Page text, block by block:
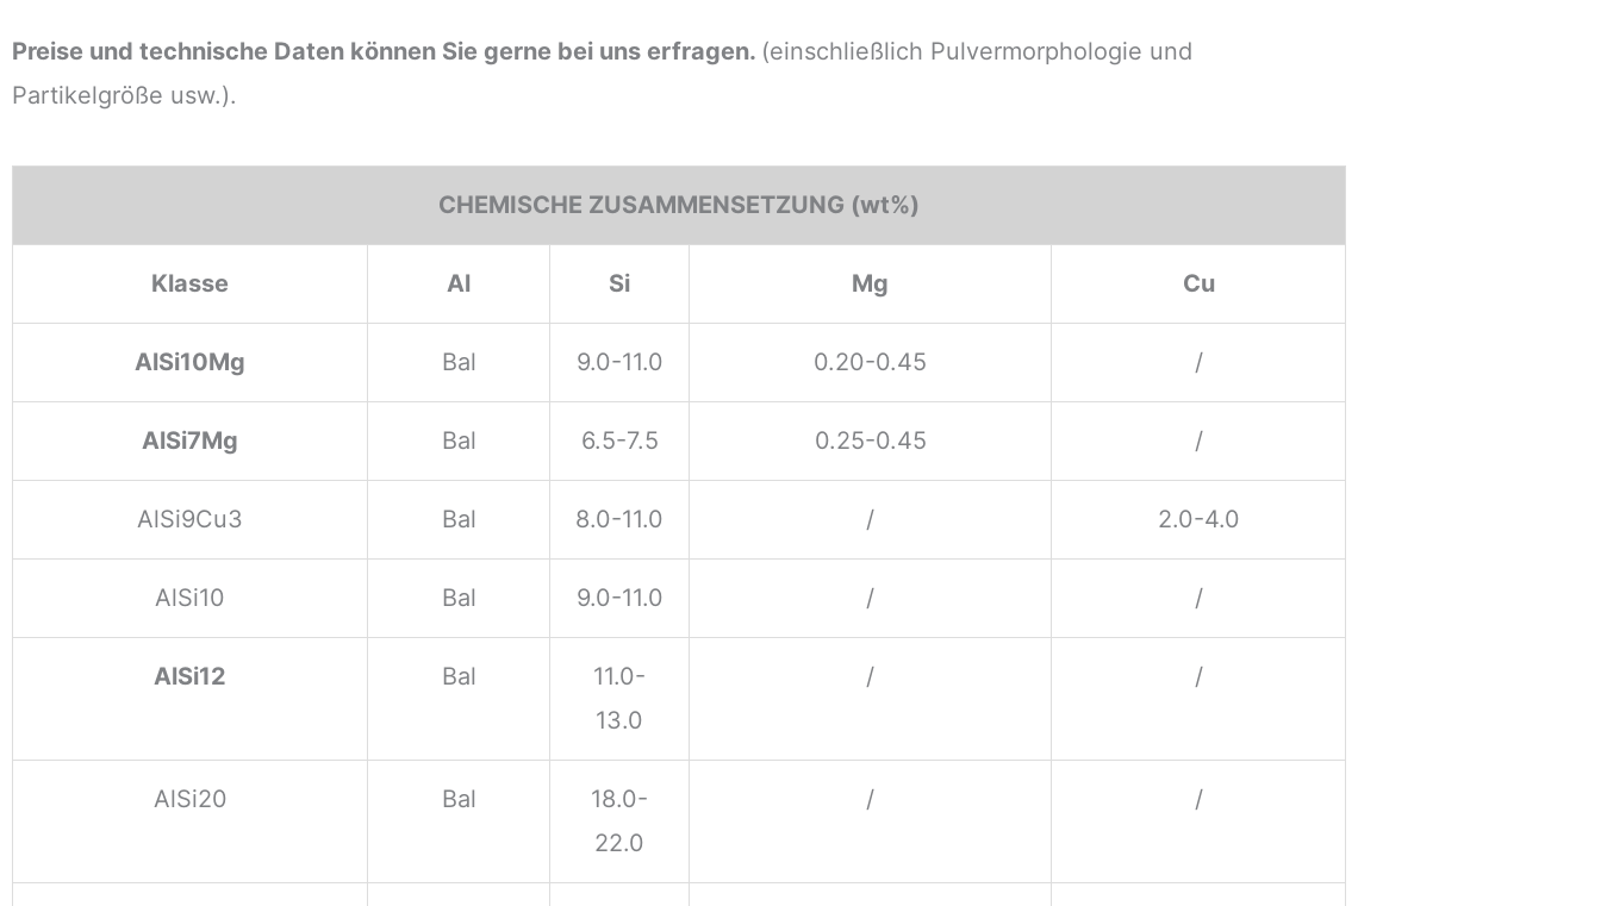
Preise und technische Daten können Sie gerne bei uns erfragen. (einschließlich Pulvermorphologie und
Partikelgröße usw.).
CHEMISCHE ZUSAMMENSETZUNG (wt%)
Klasse Al Si Mg Cu
AlSi10Mg Bal 9.0-11.0 0.20-0.45 /
AlSi7Mg Bal 6.5-7.5 0.25-0.45 /
AlSi9Cu3 Bal 8.0-11.0 / 2.0-4.0
AlSi10 Bal 9.0-11.0 / /
AlSi12 Bal
11.0-
13.0
/ /
AlSi20 Bal
18.0-
22.0
/ /